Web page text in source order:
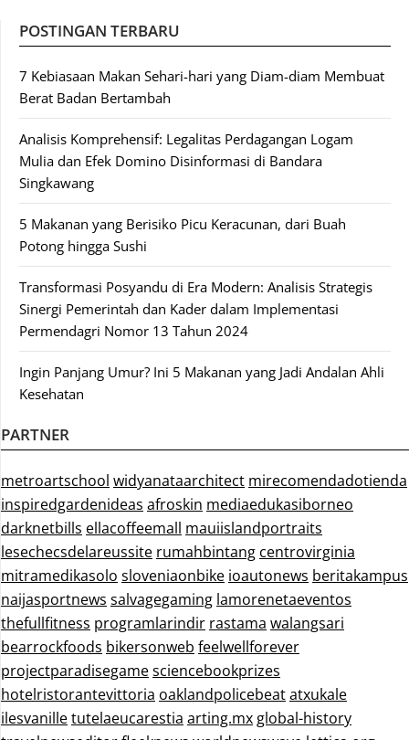
POSTINGAN TERBARU
7 Kebiasaan Makan Sehari-hari yang Diam-diam Membuat
Berat Badan Bertambah
Analisis Komprehensif: Legalitas Perdagangan Logam
Mulia dan Efek Domino Disinformasi di Bandara
Singkawang
5 Makanan yang Berisiko Picu Keracunan, dari Buah
Potong hingga Sushi
Transformasi Posyandu di Era Modern: Analisis Strategis
Sinergi Pemerintah dan Kader dalam Implementasi
Permendagri Nomor 13 Tahun 2024
Ingin Panjang Umur? Ini 5 Makanan yang Jadi Andalan Ahli
Kesehatan
PARTNER
metroartschool widyanataarchitect mirecomendadotienda
inspiredgardenideas afroskin mediaedukasiborneo
darknetbills ellacoffeemall mauiislandportraits
lesechecsdelareussite rumahbintang centrovirginia
mitramedikasolo sloveniaonbike ioautonews beritakampus
naijasportnews salvagegaming lamorenetaeventos
thefullfitness programlarindir rastama walangsari
bearrockfoods bikersonweb feelwellforever
projectparadisegamesciencebookprizes
hotelristorantevittoria oaklandpolicebeatatxukale
ilesvanilletutelaeucarestia arting.mxglobal-history